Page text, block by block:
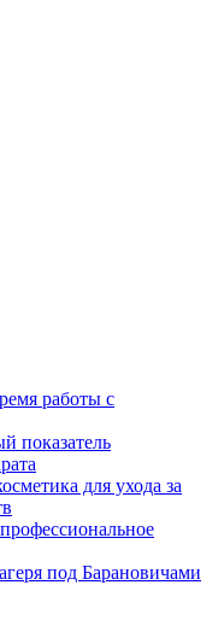
работы с
показатель
для ухода за
под Барановичами